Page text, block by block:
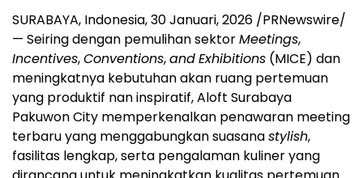
SURABAYA, Indonesia,30 Januari, 2026 /PRNewswire/
— Seiring dengan pemulihan sektorMeetings,
Incentives,Conventions,andExhibitions (MICE) dan
meningkatnya kebutuhan akan ruang pertemuan
yang produktif nan inspiratif, Aloft Surabaya
Pakuwon City memperkenalkan penawaran meeting
terbaru yang menggabungkan suasanastylish,
fasilitas lengkap, serta pengalaman kuliner yang